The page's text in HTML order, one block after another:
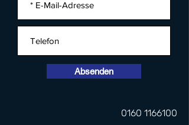
Absenden
0160 1166100